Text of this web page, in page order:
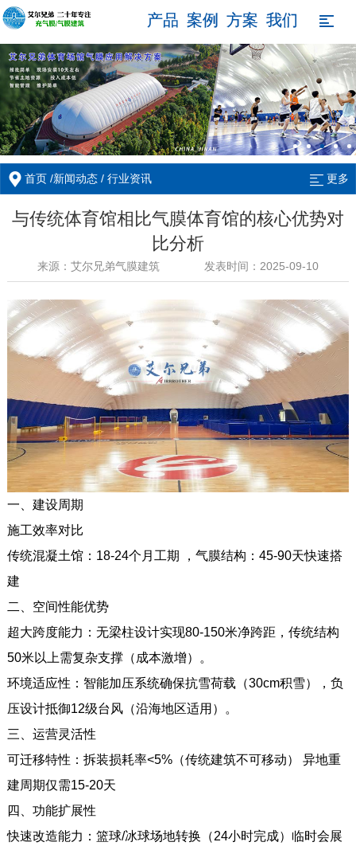
产品 案例 方案 我们 
首页 /新闻动态 /行业资讯 更多
与传统体育馆相比气膜体育馆的核心优势对
比分析
来源：艾尔兄弟气膜建筑 发表时间：2025-09-10
一、建设周期
施工效率对比
传统混凝土馆：18-24个月工期 ，气膜结构：45-90天快速搭
建
二、空间性能优势
超大跨度能力：无梁柱设计实现80-150米净跨距，传统结构
50米以上需复杂支撑（成本激增）。
环境适应性：智能加压系统确保抗雪荷载（30cm积雪），负
压设计抵御12级台风（沿海地区适用）。
三、运营灵活性
可迁移特性：拆装损耗率<5%（传统建筑不可移动） 异地重
建周期仅需15-20天
四、功能扩展性
快速改造能力：篮球/冰球场地转换（24小时完成）临时会展